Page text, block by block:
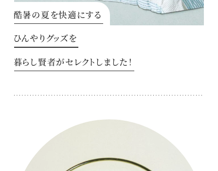
酷暑の夏を快適にする
ひんやりグッズを
暮らし賢者がセレクトしました！